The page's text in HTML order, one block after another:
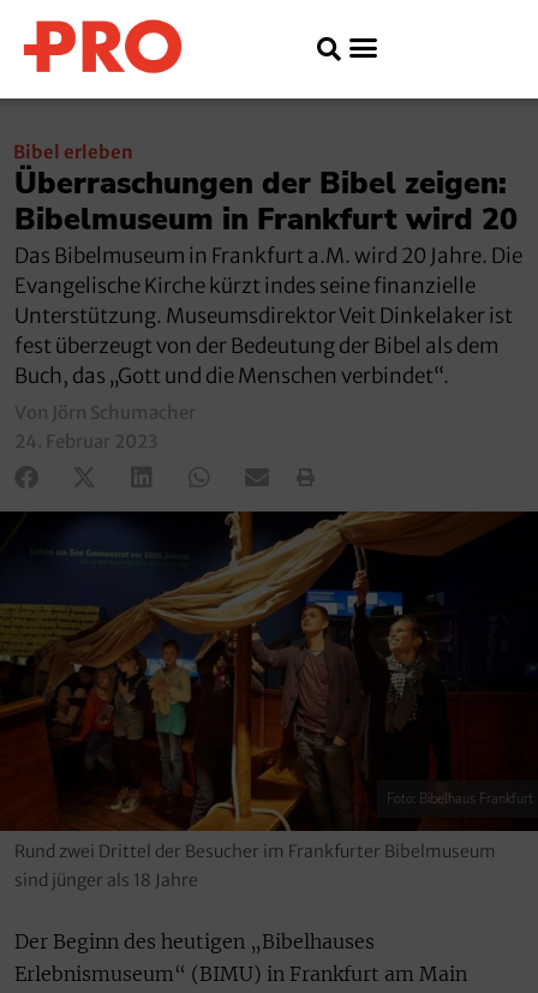
Bibel erleben
Überraschungen der Bibel zeigen:
Bibelmuseum in Frankfurt wird 20
Das Bibelmuseum in Frankfurt a.M. wird 20 Jahre. Die
Evangelische Kirche kürzt indes seine finanzielle
Unterstützung. Museumsdirektor Veit Dinkelaker ist
fest überzeugt von der Bedeutung der Bibel als dem
Buch, das „Gott und die Menschen verbindet“.
Von Jörn Schumacher
24. Februar 2023
Foto: Bibelhaus Frankfurt
Rund zwei Drittel der Besucher im Frankfurter Bibelmuseum
sind jünger als 18 Jahre
Der Beginn des heutigen „Bibelhauses
Erlebnismuseum“ (BIMU) in Frankfurt am Main